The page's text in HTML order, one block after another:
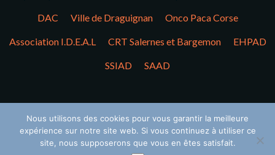
DAC Ville de Draguignan Onco Paca Corse
Association I.D.E.A.L CRT Salernes et Bargemon EHPAD
SSIAD SAAD
Nos soutiens financiers
ARS CPAM MSA Fondation de France du CA
Nous utilisons des cookies pour vous garantir la meilleure
expérience sur notre site web. Si vous continuez à utiliser ce
site, nous supposerons que vous en êtes satisfait.